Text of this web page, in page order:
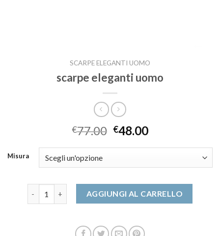
SCARPE ELEGANTI UOMO
scarpe eleganti uomo
€77.00 €48.00
Misura
scarpe eleganti uomo quantitàAGGIUNGI AL CARRELLO